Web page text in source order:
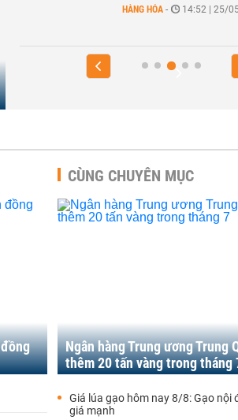
HÀNG HÓA - 14:52 | 25/
CÙNG CHUYÊN MỤC
Ngân hàng Trung ương Trung
thêm 20 tấn vàng trong tháng
Giá lúa gạo hôm nay 8/8: Gạo nội
giá mạnh